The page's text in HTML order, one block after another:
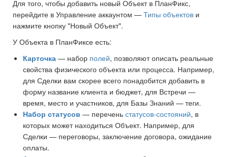
Для того, чтобы добавить новый Объект в ПланФикс,
перейдите в Управление аккаунтом — Типы объектов и
нажмите кнопку "Новый Объект".
У Объекта в ПланФиксе есть:
Карточка — набор полей, позволяют описать реальные
свойства физического объекта или процесса. Например,
для Сделки вам скорее всего понадобится добавить в
форму название клиента и бюджет, для Встречи —
время, место и участников, для Базы Знаний — теги.
Набор статусов — перечень статусов-состояний, в
которых может находиться Объект. Например, для
Сделки — переговоры, заключение договора, ожидание
оплаты.